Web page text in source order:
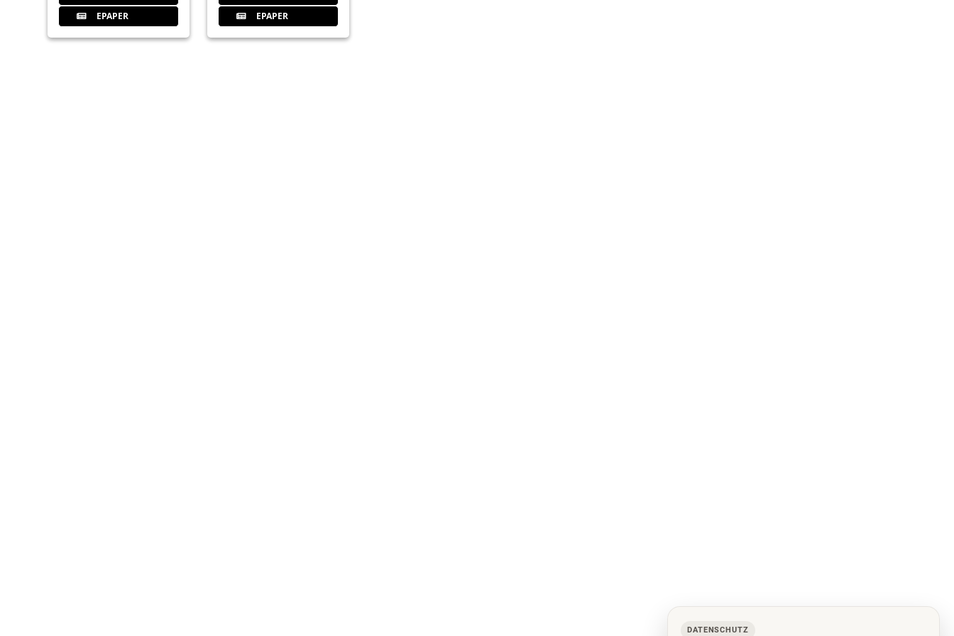
EPAPER
EPAPER
DATENSCHUTZ